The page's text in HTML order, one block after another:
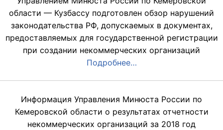
области — Кузбассу подготовлен обзор нарушений
законодательства РФ, допускаемых в документах,
предоставляемых для государственной регистрации
при создании некоммерческих организаций
Подробнее…
Информация Управления Минюста России по
Кемеровской области о результатах отчетности
некоммерческих организаций за 2018 год